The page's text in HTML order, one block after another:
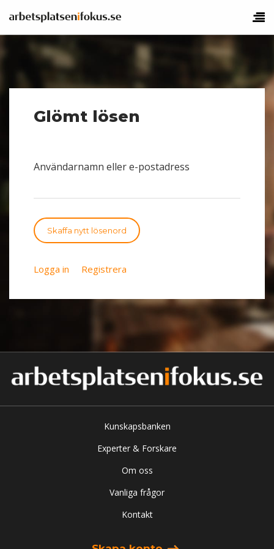
Glömt lösen
Användarnamn eller e-postadress
Skaffa nytt lösenord
Logga in Registrera
Kunskapsbanken
Experter & Forskare
Om oss
Vanliga frågor
Kontakt